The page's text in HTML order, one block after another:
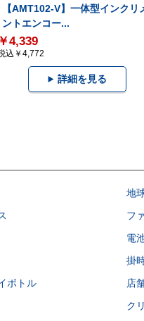
【AMT102-V】一体型インクリ
ントエンコー...
￥4,339
込￥4,772
詳細を見る
地
フ
電
掛
ボトル
店
ク